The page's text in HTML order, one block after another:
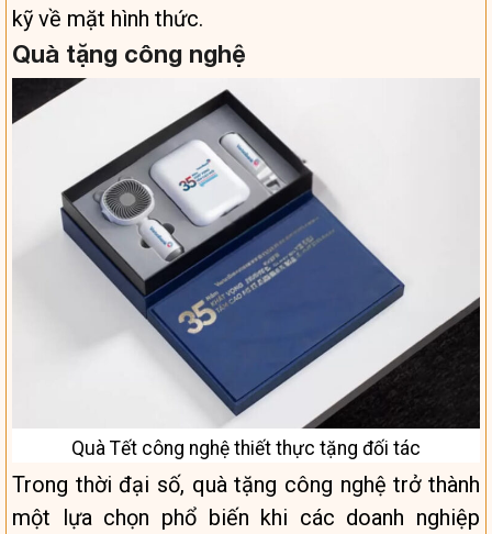
kỹ về mặt hình thức.
Quà tặng công nghệ
Quà Tết công nghệ thiết thực tặng đối tác
Trong thời đại số, quà tặng công nghệ trở thành
một lựa chọn phổ biến khi các doanh nghiệp